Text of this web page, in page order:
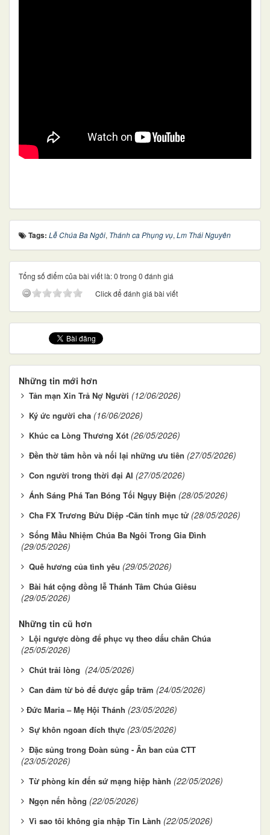
Tags: Lễ Chúa Ba Ngôi, Thánh ca Phụng vụ, Lm Thái Nguyên
Tổng số điểm của bài viết là: 0 trong 0 đánh giá
Click để đánh giá bài viết
Những tin mới hơn
Tản mạn Xin Trả Nợ Người (12/06/2026)
Ký ức người cha (16/06/2026)
Khúc ca Lòng Thương Xót (26/05/2026)
Đền thờ tâm hồn và nối lại những ưu tiên (27/05/2026)
Con người trong thời đại AI (27/05/2026)
Ánh Sáng Phá Tan Bóng Tối Ngụy Biện (28/05/2026)
Cha FX Trương Bửu Diệp -Căn tính mục tử (28/05/2026)
Sống Mầu Nhiệm Chúa Ba Ngôi Trong Gia Đình
(29/05/2026)
Quê hương của tình yêu (29/05/2026)
Bài hát cộng đồng lễ Thánh Tâm Chúa Giêsu
(29/05/2026)
Những tin cũ hơn
Lội ngược dòng để phục vụ theo dấu chân Chúa
(25/05/2026)
Chút trải lòng (24/05/2026)
Can đảm từ bỏ để được gấp trăm (24/05/2026)
​​​​​​​Đức Maria – Mẹ Hội Thánh (23/05/2026)
Sự khôn ngoan đích thực (23/05/2026)
Đặc sủng trong Đoàn sủng - Ân ban của CTT
(23/05/2026)
Từ phòng kín đến sứ mạng hiệp hành (22/05/2026)
Ngọn nến hồng (22/05/2026)
Vì sao tôi không gia nhập Tin Lành (22/05/2026)